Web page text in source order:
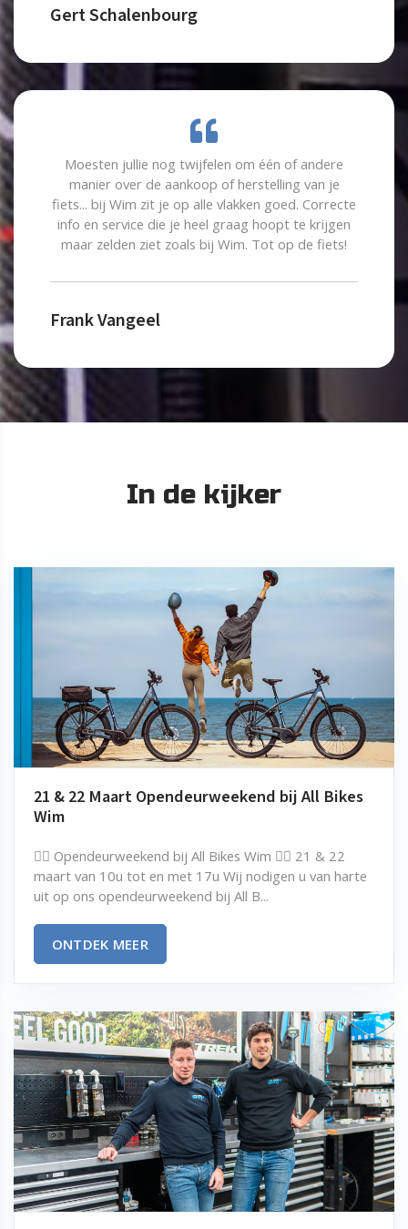
Gert Schalenbourg
Frank Vangeel
Moesten jullie nog twijfelen om één of andere
manier over de aankoop of herstelling van je
fiets... bij Wim zit je op alle vlakken goed. Correcte
info en service die je heel graag hoopt te krijgen
maar zelden ziet zoals bij Wim. Tot op de fiets!
In de kijker
21 & 22 Maart Opendeurweekend bij All Bikes
Wim
🚴‍♂️ Opendeurweekend bij All Bikes Wim 🚴‍♀️ 21 & 22
maart van 10u tot en met 17u Wij nodigen u van harte
uit op ons opendeurweekend bij All B...
ONTDEK MEER